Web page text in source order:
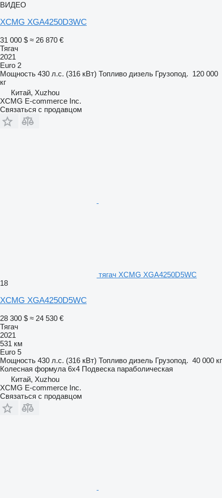
ВИДЕО
XCMG XGA4250D3WC
31 000 $ ≈ 26 870 €
Тягач
2021
Euro 2
Мощность 430 л.с. (316 кВт) Топливо дизель Грузопод. 120 000
кг
Китай, Xuzhou
XCMG E-commerce Inc.
Связаться с продавцом
тягач XCMG XGA4250D5WC
18
XCMG XGA4250D5WC
28 300 $ ≈ 24 530 €
Тягач
2021
531 км
Euro 5
Мощность 430 л.с. (316 кВт) Топливо дизель Грузопод. 40 000 кг
Колесная формула 6x4 Подвеска параболическая
Китай, Xuzhou
XCMG E-commerce Inc.
Связаться с продавцом